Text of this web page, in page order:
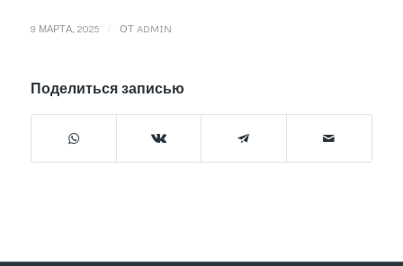
9 МАРТА, 2025 ОТ ADMIN
Поделиться записью